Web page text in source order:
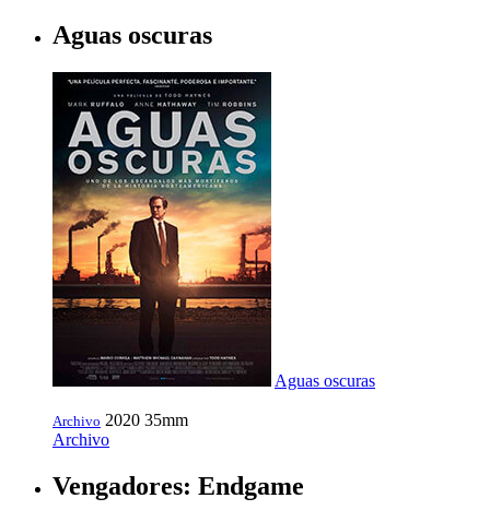
Aguas oscuras
Aguas oscuras
Archivo 2020 35mm
Archivo
Vengadores: Endgame